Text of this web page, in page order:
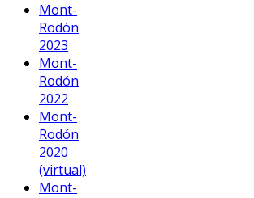
Mont-
Rodón
2023
Mont-
Rodón
2022
Mont-
Rodón
2020
(virtual)
Mont-